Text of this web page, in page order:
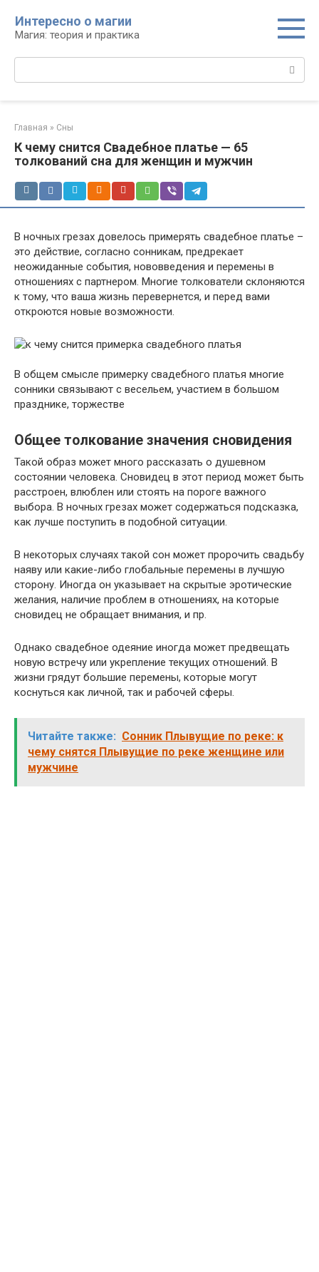
контенту
Интересно о магии
Магия: теория и практика
Главная » Сны
К чему снится Свадебное платье — 65
толкований сна для женщин и мужчин
В ночных грезах довелось примерять свадебное платье –
это действие, согласно сонникам, предрекает
неожиданные события, нововведения и перемены в
отношениях с партнером. Многие толкователи склоняются
к тому, что ваша жизнь перевернется, и перед вами
откроются новые возможности.
В общем смысле примерку свадебного платья многие
сонники связывают с весельем, участием в большом
празднике, торжестве
Общее толкование значения сновидения
Такой образ может много рассказать о душевном
состоянии человека. Сновидец в этот период может быть
расстроен, влюблен или стоять на пороге важного
выбора. В ночных грезах может содержаться подсказка,
как лучше поступить в подобной ситуации.
В некоторых случаях такой сон может пророчить свадьбу
наяву или какие-либо глобальные перемены в лучшую
сторону. Иногда он указывает на скрытые эротические
желания, наличие проблем в отношениях, на которые
сновидец не обращает внимания, и пр.
Однако свадебное одеяние иногда может предвещать
новую встречу или укрепление текущих отношений. В
жизни грядут большие перемены, которые могут
коснуться как личной, так и рабочей сферы.
Читайте также: Сонник Плывущие по реке: к
чему снятся Плывущие по реке женщине или
мужчине